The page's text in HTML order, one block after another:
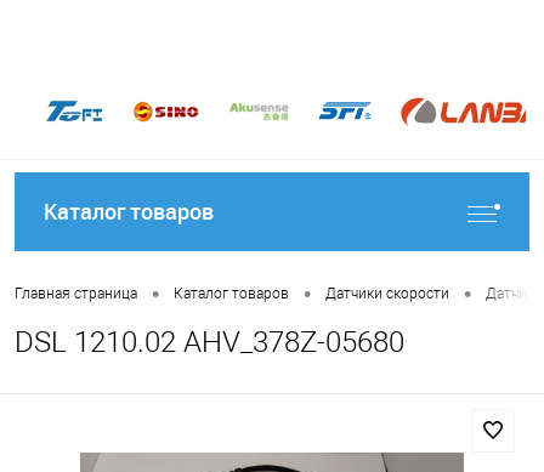
Каталог товаров
Главная страница • Каталог товаров • Датчики скорости •
DSL 1210.02 AHV_378Z-05680